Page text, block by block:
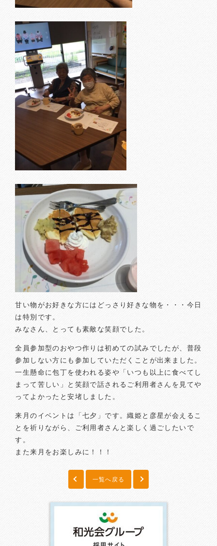
甘い物がお好きな方にはどっさり好きな物を・・・今日
は特別です。
みなさん、とっても素敵な笑顔でした。
全員参加型のおやつ作りは初めての試みでしたが、普段
参加しない方にも参加していただくことが出来ました。
一生懸命に包丁を使われる姿や「いつも以上に食べてし
まって苦しい」と笑顔で話されるご利用者さんを見てや
ってよかったと安堵しました。
来月のイベントは「七夕」です。織姫と彦星が会えるこ
とを祈りながら、ご利用者さんと楽しく過ごしたいで
す。
また来月をお楽しみに！！！
一覧へ戻る